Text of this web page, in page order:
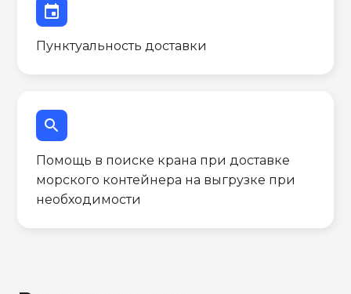
event
Пунктуальность доставки
search
Помощь в поиске крана при доставке
морского контейнера на выгрузке при
необходимости